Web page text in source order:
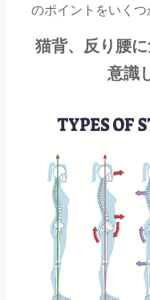
のポイントをいくつ
猫背、反り腰
意識